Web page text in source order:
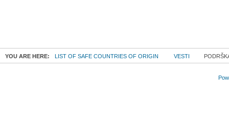
YOU ARE HERE: LIST OF SAFE COUNTRIES OF ORIGIN VESTI